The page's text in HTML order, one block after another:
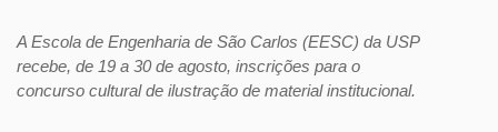
A Escola de Engenharia de São Carlos (EESC) da USP
recebe, de 19 a 30 de agosto, inscrições para o
concurso cultural de ilustração de material institucional.